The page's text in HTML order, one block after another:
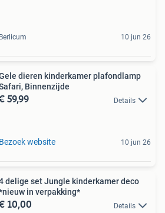
Berlicum 10 jun 26
dieren kinderkamer plafondlamp
Binnenzijde
59,99 Details
Bezoek website 10 jun 26
delige set Jungle kinderkamer deco
in verpakking*
10,00 Details